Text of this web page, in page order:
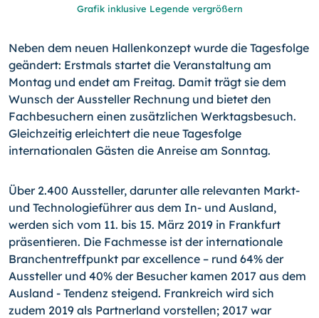
Grafik inklusive Legende vergrößern
Neben dem neuen Hallenkonzept wurde die Tagesfolge
geändert: Erstmals startet die Veranstaltung am
Montag und endet am Freitag. Damit trägt sie dem
Wunsch der Aussteller Rechnung und bietet den
Fachbesuchern einen zusätzlichen Werktagsbesuch.
Gleichzeitig erleichtert die neue Tagesfolge
internationalen Gästen die Anreise am Sonntag.
Über 2.400 Aussteller, darunter alle relevanten Markt-
und Technologieführer aus dem In- und Ausland,
werden sich vom 11. bis 15. März 2019 in Frankfurt
präsentieren. Die Fachmesse ist der internationale
Branchentreffpunkt par excellence – rund 64% der
Aussteller und 40% der Besucher kamen 2017 aus dem
Ausland - Tendenz steigend. Frankreich wird sich
zudem 2019 als Partnerland vorstellen; 2017 war